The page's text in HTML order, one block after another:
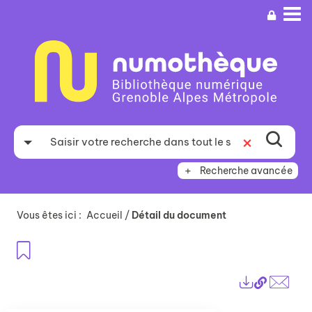
recherche
Recherche avancée
Vous êtes ici : Accueil / Détail du document
Lien